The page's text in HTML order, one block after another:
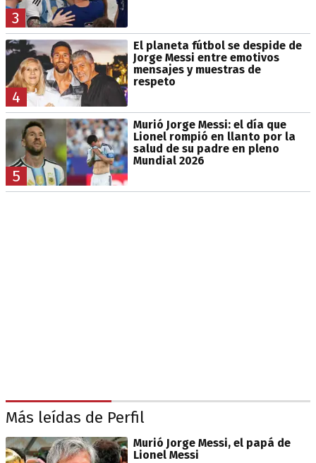
3
4
El planeta fútbol se despide de
Jorge Messi entre emotivos
mensajes y muestras de
respeto
5
Murió Jorge Messi: el día que
Lionel rompió en llanto por la
salud de su padre en pleno
Mundial 2026
Más leídas de Perfil
Murió Jorge Messi, el papá de
Lionel Messi